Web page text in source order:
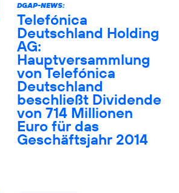
DGAP-NEWS:
Telefónica
Deutschland Holding
AG:
Hauptversammlung
von Telefónica
Deutschland
beschließt Dividende
von 714 Millionen
Euro für das
Geschäftsjahr 2014